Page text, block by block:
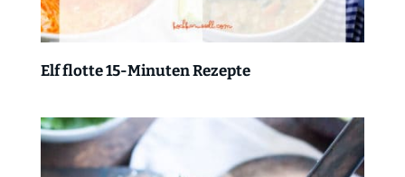
Elf flotte 15-Minuten Rezepte